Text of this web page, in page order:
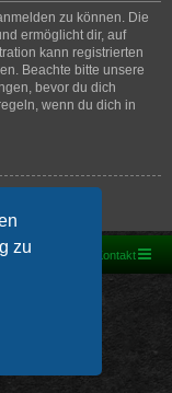
zu
zu können. Die
ermöglicht dir, auf
kann registrierten
Beachte bitte unsere
bevor du dich
wenn du dich in
Kontakt